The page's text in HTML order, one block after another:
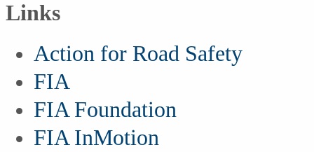
Links
Action for Road Safety
FIA
FIA Foundation
FIA InMotion